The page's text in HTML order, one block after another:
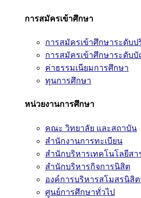
การสมัครเข้าศึกษา
การสมัครเข้าศึกษาระดั
การสมัครเข้าศึกษาระดับ
ค่าธรรมเนียมการศึกษา
ทุนการศึกษา
หน่วยงานการศึกษา
คณะ วิทยาลัย และสถาบัน
สำนักงานการทะเบียน
สำนักบริหารเทคโนโลยีสา
สำนักบริหารกิจการนิสิต
องค์การบริหารสโมสรนิสิต
ศูนย์การศึกษาทั่วไป